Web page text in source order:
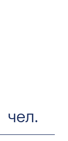
чел.